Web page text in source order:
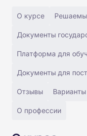
О курсе
Документы
Платформа для
Документы для
Отзывы
О профессии